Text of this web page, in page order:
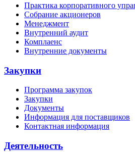
Практика корпоративного
Собрание акционеров
Менеджмент
Внутренний аудит
Комплаенс
Внутренние документы
Закупки
Программа закупок
Закупки
Документы
Информация для поставщиков
Контактная информация
Деятельность